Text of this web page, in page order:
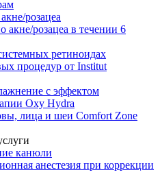
розацеа
акне/розацеа в течении 6
ретиноидах
процедур от Institut
с эффектом
Oxy Hydra
лица и шеи Comfort Zone
канюли
анестезия при коррекции